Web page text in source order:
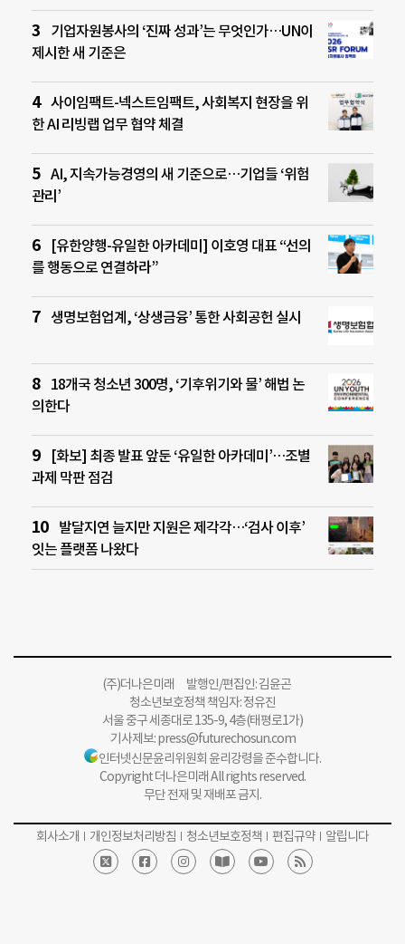
기업자원봉사의 ‘진짜 성과’는 무엇인가…UN이
제시한 새 기준은
사이임팩트-넥스트임팩트, 사회복지 현장을 위
한 AI 리빙랩 업무 협약 체결
AI, 지속가능경영의 새 기준으로…기업들 ‘위험
관리’
[유한양행-유일한 아카데미] 이호영 대표 “선의
를 행동으로 연결하라”
생명보험업계, ‘상생금융’ 통한 사회공헌 실시
18개국 청소년 300명, ‘기후위기와 물’ 해법 논
의한다
[화보] 최종 발표 앞둔 ‘유일한 아카데미’…조별
과제 막판 점검
발달지연 늘지만 지원은 제각각…‘검사 이후’
잇는 플랫폼 나왔다
(주)더나은미래 발행인/편집인: 김윤곤
청소년보호정책 책임자: 정유진
서울 중구 세종대로 135-9, 4층(태평로1가)
기사제보:press@futurechosun.com
인터넷신문윤리위원회 윤리강령을 준수합니다.
Copyright 더나은미래 All rights reserved.
무단 전재 및 재배포 금지.
회사소개 개인정보처리방침 청소년보호정책 편집규약 알립니다